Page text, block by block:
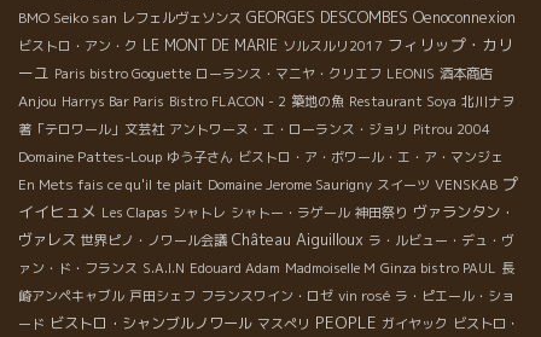
BMO Seiko san レフェルヴェソンス GEORGES DESCOMBES Oenoconnexion
ビストロ・アン・ク LE MONT DE MARIE ソルスルリ2017 フィリップ・カリ
ーユ Paris bistro Goguette ローランス・マニヤ・クリエフ LEONIS 酒本商店
Anjou Harrys Bar Paris Bistro FLACON - 2 築地の魚 Restaurant Soya 北川ナヲ
著「テロワール」文芸社 アントワーヌ・エ・ローランス・ジョリ Pitrou 2004
Domaine Pattes-Loup ゆう子さん ビストロ・ア・ボワール・エ・ア・マンジェ
En Mets fais ce qu'il te plait Domaine Jerome Saurigny スイーツ VENSKAB プ
イイヒュメ Les Clapas シャトレ シャトー・ラゲール 神田祭り ヴァランタン・
ヴァレス 世界ピノ・ノワール会議 Château Aiguilloux ラ・ルビュー・デュ・ヴ
ァン・ド・フランス S.A.I.N Edouard Adam Madmoiselle M Ginza bistro PAUL 長
崎アンペキャブル 戸田シェフ フランスワイン・ロゼ vin rosé ラ・ピエール・ショ
ード ビストロ・シャンブルノワール マスぺリ PEOPLE ガイヤック ビストロ・